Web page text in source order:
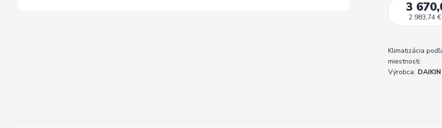
3
2 983,74 €
Klimatizácia
miestnosti:
Výrobca: DAIKIN